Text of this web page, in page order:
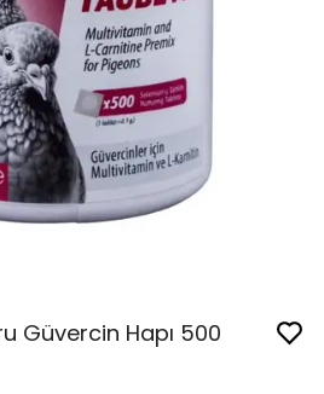
Güvercin Hapı 500